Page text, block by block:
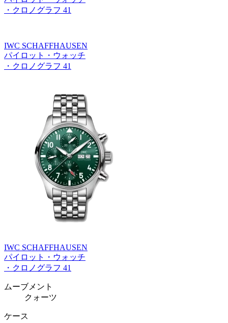
・クロノグラフ 41
IWC SCHAFFHAUSEN
パイロット・ウォッチ
・クロノグラフ 41
IWC SCHAFFHAUSEN
パイロット・ウォッチ
・クロノグラフ 41
ムーブメント
クォーツ
ケース